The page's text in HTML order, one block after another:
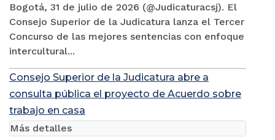
Bogotá, 31 de julio de 2026 (@Judicaturacsj). El
Consejo Superior de la Judicatura lanza el Tercer
Concurso de las mejores sentencias con enfoque
intercultural...
Consejo Superior de la Judicatura abre a
consulta pública el proyecto de Acuerdo sobre
trabajo en casa
Más detalles